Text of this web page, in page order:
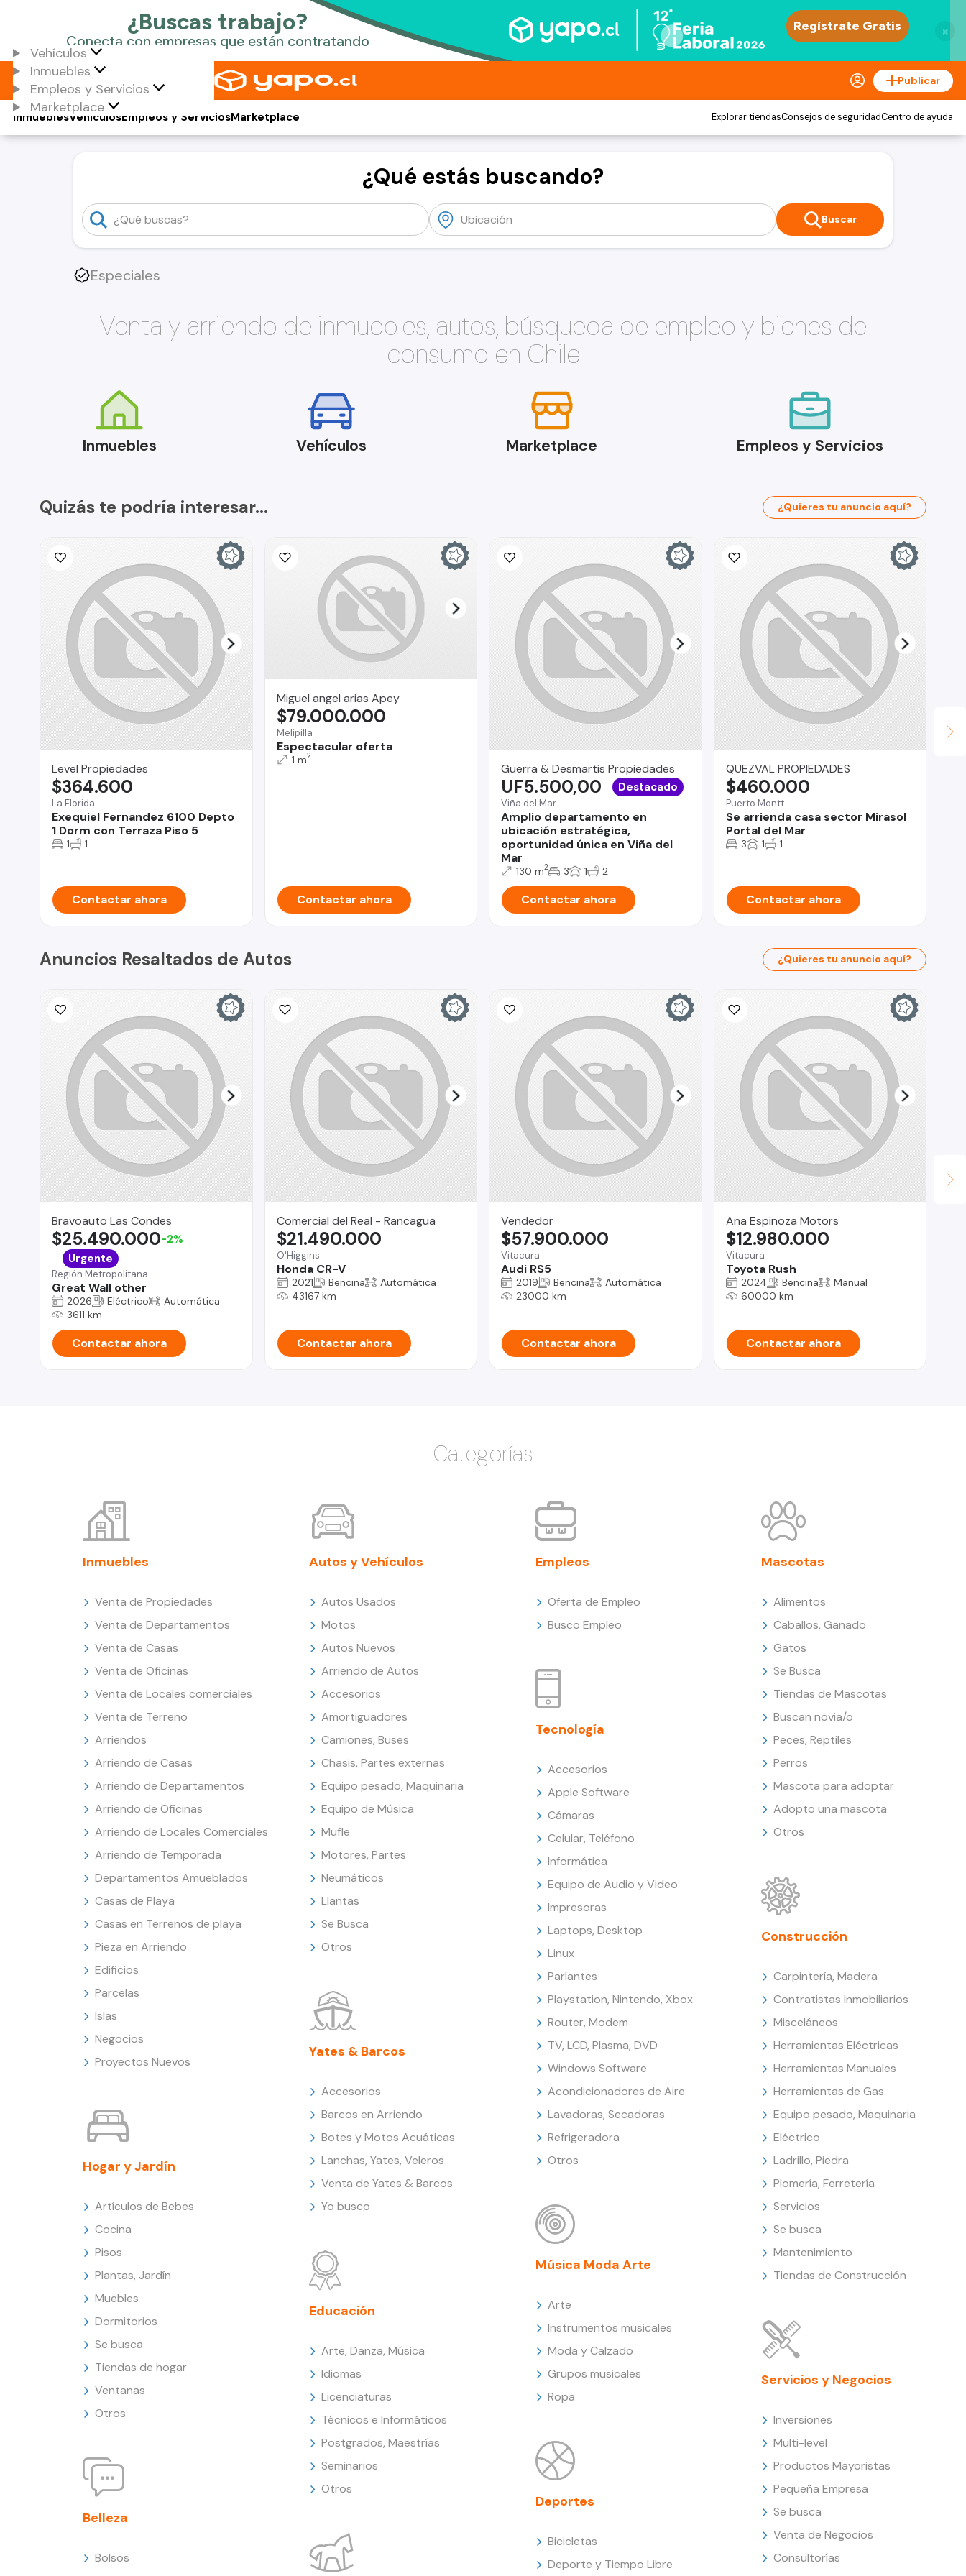
×
Vehículos
Inmuebles
Empleos y Servicios
Marketplace
Publicar
Vehículos
Inmuebles Empleos y ServiciosMarketplace Explorar tiendasConsejos de seguridadCentro de ayuda
¿Qué estás buscando?
Buscar
Especiales
Venta y arriendo de inmuebles, autos, búsqueda de empleo y bienes de
consumo en Chile
Inmuebles Vehículos Marketplace Empleos y Servicios
Quizás te podría interesar... ¿Quieres tu anuncio aquí?
Level Propiedades
La Florida
Exequiel Fernandez 6100 Depto
1 Dorm con Terraza Piso 5
$364.600
1 1
Contactar ahora
Miguel angel arias Apey
Melipilla
Espectacular oferta
$79.000.000
1 m2
Contactar ahora
Guerra & Desmartis Propiedades
Viña del Mar
Amplio departamento en
ubicación estratégica,
oportunidad única en Viña del
Mar
UF5.500,00 Destacado
130 m2 3 1 2
Contactar ahora
QUEZVAL PROPIEDADES
Puerto Montt
Se arrienda casa sector Mirasol
Portal del Mar
$460.000
3 1 1
Contactar ahora
Anuncios Resaltados de Autos ¿Quieres tu anuncio aquí?
Bravoauto Las Condes
Región Metropolitana
Great Wall other
$25.490.000-2%
Urgente
2026 Eléctrico
Automática
3611 km
Contactar ahora
Comercial del Real - Rancagua
O'Higgins
Honda CR-V
$21.490.000
2021 Bencina
Automática
43167 km
Contactar ahora
Vendedor
Vitacura
Audi RS5
$57.900.000
2019 Bencina
Automática
23000 km
Contactar ahora
Ana Espinoza Motors
Vitacura
Toyota Rush
$12.980.000
2024 Bencina
Manual
60000 km
Contactar ahora
Categorías
Inmuebles
Venta de Propiedades
Venta de Departamentos
Venta de Casas
Venta de Oficinas
Venta de Locales comerciales
Venta de Terreno
Arriendos
Arriendo de Casas
Arriendo de Departamentos
Arriendo de Oficinas
Arriendo de Locales Comerciales
Arriendo de Temporada
Departamentos Amueblados
Casas de Playa
Casas en Terrenos de playa
Pieza en Arriendo
Edificios
Parcelas
Islas
Negocios
Proyectos Nuevos
Hogar y Jardín
Artículos de Bebes
Cocina
Pisos
Plantas, Jardín
Muebles
Dormitorios
Se busca
Tiendas de hogar
Ventanas
Otros
Belleza
Bolsos
Autos y Vehículos
Autos Usados
Motos
Autos Nuevos
Arriendo de Autos
Accesorios
Amortiguadores
Camiones, Buses
Chasis, Partes externas
Equipo pesado, Maquinaria
Equipo de Música
Mufle
Motores, Partes
Neumáticos
Llantas
Se Busca
Otros
Yates & Barcos
Accesorios
Barcos en Arriendo
Botes y Motos Acuáticas
Lanchas, Yates, Veleros
Venta de Yates & Barcos
Yo busco
Educación
Arte, Danza, Música
Idiomas
Licenciaturas
Técnicos e Informáticos
Postgrados, Maestrías
Seminarios
Otros
Empleos
Oferta de Empleo
Busco Empleo
Tecnología
Accesorios
Apple Software
Cámaras
Celular, Teléfono
Informática
Equipo de Audio y Video
Impresoras
Laptops, Desktop
Linux
Parlantes
Playstation, Nintendo, Xbox
Router, Modem
TV, LCD, Plasma, DVD
Windows Software
Acondicionadores de Aire
Lavadoras, Secadoras
Refrigeradora
Otros
Música Moda Arte
Arte
Instrumentos musicales
Moda y Calzado
Grupos musicales
Ropa
Deportes
Bicicletas
Deporte y Tiempo Libre
Mascotas
Alimentos
Caballos, Ganado
Gatos
Se Busca
Tiendas de Mascotas
Buscan novia/o
Peces, Reptiles
Perros
Mascota para adoptar
Adopto una mascota
Otros
Construcción
Carpintería, Madera
Contratistas Inmobiliarios
Misceláneos
Herramientas Eléctricas
Herramientas Manuales
Herramientas de Gas
Equipo pesado, Maquinaria
Eléctrico
Ladrillo, Piedra
Plomería, Ferretería
Servicios
Se busca
Mantenimiento
Tiendas de Construcción
Servicios y Negocios
Inversiones
Multi-level
Productos Mayoristas
Pequeña Empresa
Se busca
Venta de Negocios
Consultorías